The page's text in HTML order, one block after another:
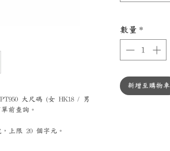
大尺碼 (女 HK18 / 男
前查詢。
上限 20 個字元。
數量 *
新增至購物車